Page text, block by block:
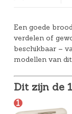
Een goede
verdelen of
beschikbaar –
modellen van
Dit zijn de
1